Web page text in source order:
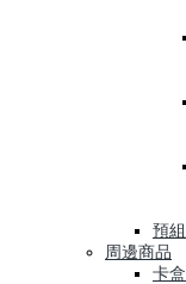
預組
周邊商品
卡盒